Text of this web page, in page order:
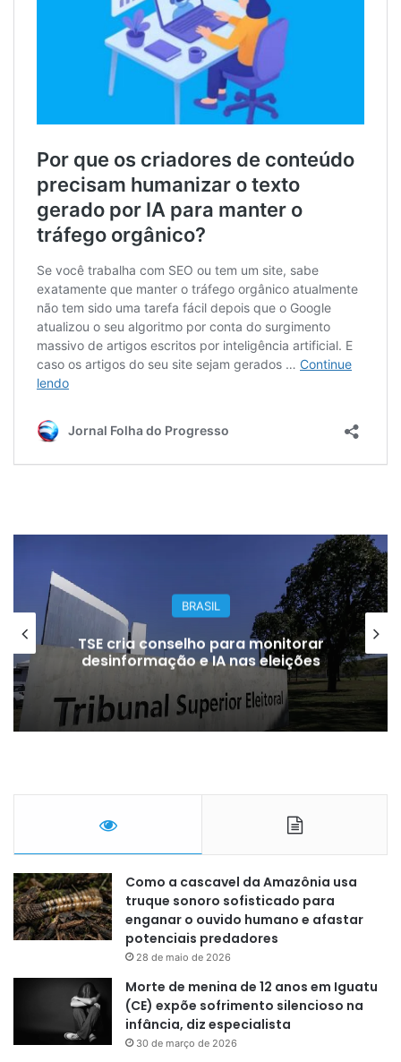
BRASIL
TSE cria conselho para monitorar
desinformação e IA nas eleições
Como a cascavel da Amazônia usa
truque sonoro sofisticado para
enganar o ouvido humano e afastar
potenciais predadores
28 de maio de 2026
Morte de menina de 12 anos em Iguatu
(CE) expõe sofrimento silencioso na
infância, diz especialista
30 de março de 2026